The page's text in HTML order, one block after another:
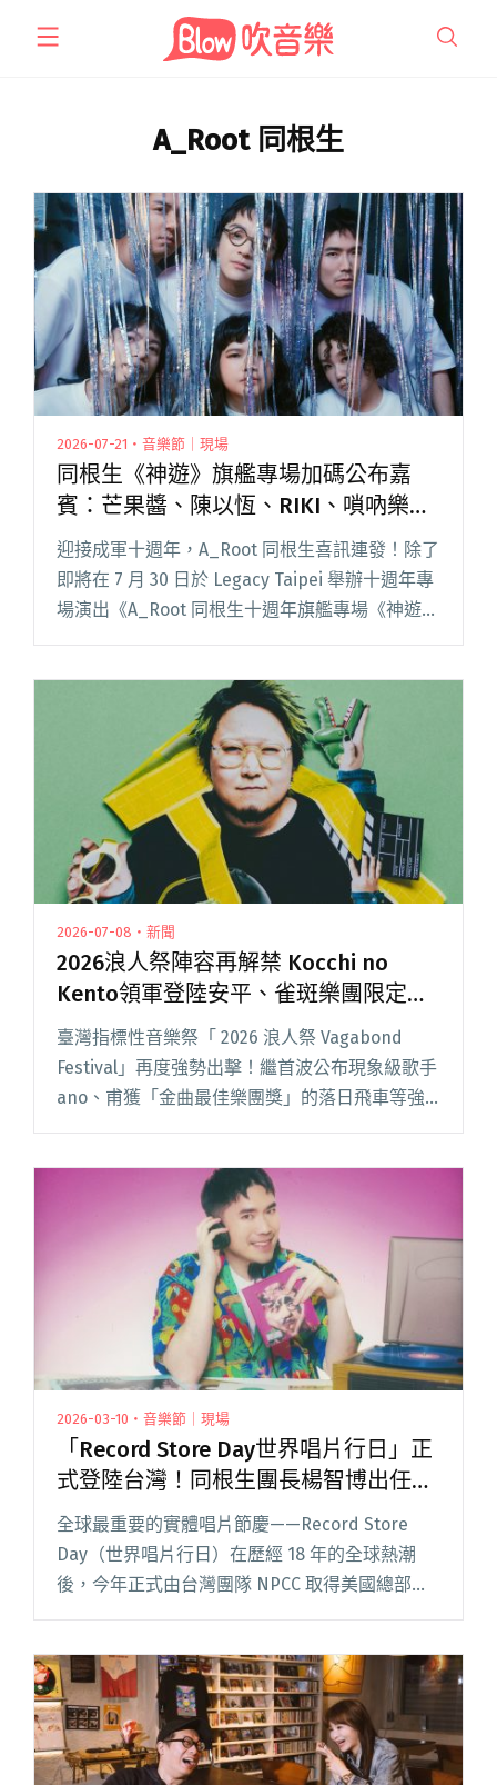
A_Root 同根生
2026-07-21・音樂節｜現場
同根生《神遊》旗艦專場加碼公布嘉
賓：芒果醬、陳以恆、RIKI、嗩吶樂⼿
黃雅農
迎接成軍⼗週年，A_Root 同根⽣喜訊連發！除了
即將在 7 ⽉ 30 ⽇於 Legacy Taipei 舉辦⼗週年專
場演出《A_Root 同根⽣⼗週年旗艦專場《神遊》
Loading⋯》外，邀請四⼤重量級嘉賓：芒果醬
場加碼公布嘉賓：芒果醬、陳以恆、RIKI、嗩吶
2026-07-08・新聞
2026浪人祭陣容再解禁 Kocchi no
Kento領軍登陸安平、雀斑樂團限定復
出
臺灣指標性音樂祭「 2026 浪人祭 Vagabond
Festival」再度強勢出擊！繼首波公布現象級歌手
ano、甫獲「金曲最佳樂團獎」的落日飛車等強
閱讀全文 "2026浪人祭陣容再解禁 Kocchi no
Kento領軍登陸安平、雀斑樂團限定復出"
2026-03-10・音樂節｜現場
「Record Store Day世界唱片行日」正
式登陸台灣！同根生團長楊智博出任宣
傳大使
全球最重要的實體唱片節慶——Record Store
Day（世界唱片行日）在歷經 18 年的全球熱潮
後，今年正式由台灣團隊 NPCC 取得美國總部授
權，「Record Store Day Taiwan」（RSD TW）
Day世界唱片行日」正式登陸台灣！同根生團長
楊智博出任宣傳大使"